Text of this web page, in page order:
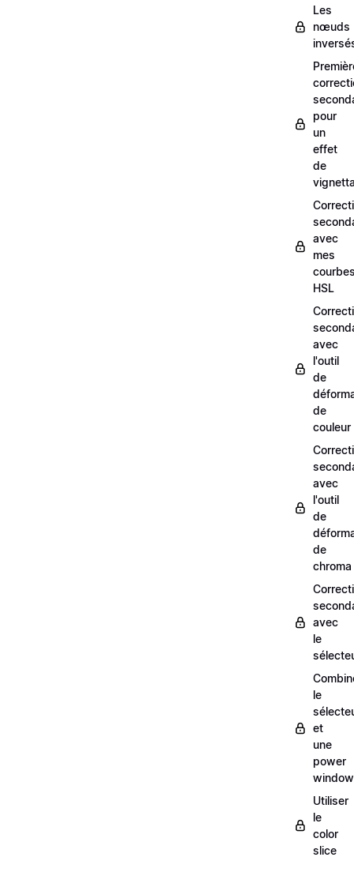
Les
nœuds
pour
un
effet
de
avec
mes
HSL
avec
l'outil
de
de
couleur
avec
l'outil
de
de
chroma
avec
le
le
et
une
power
window
Utiliser
le
color
slice